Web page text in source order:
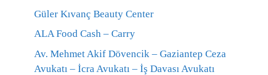
Güler Kıvanç Beauty Center
ALA Food Cash – Carry
Av. Mehmet Akif Dövencik – Gaziantep Ceza
Avukatı – İcra Avukatı – İş Davası Avukatı